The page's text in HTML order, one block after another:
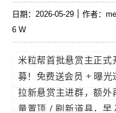
日期：2026-05-29 作者：
6 W
米粒帮首批悬赏主正式
募！免费送会员 + 曝光
拉新悬赏主进群，额外
量置顶 / 刷新道具，早